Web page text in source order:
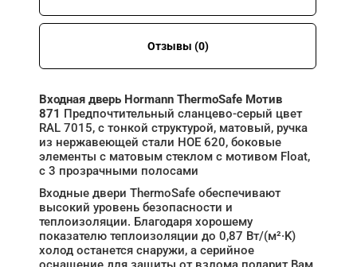
Отзывы (0)
Входная дверь Hormann ThermoSafe Мотив
871 Предпочтительный сланцево-серый цвет
RAL 7015, с тонкой структурой, матовый, ручка
из нержавеющей стали HOE 620, боковые
элементы с матовым стеклом с мотивом Float,
с 3 прозрачными полосами
Входные двери ThermoSafe обеспечивают
высокий уровень безопасности и
теплоизоляции. Благодаря хорошему
показателю теплоизоляции до 0,87 Вт/(м²·K)
холод останется снаружи, а серийное